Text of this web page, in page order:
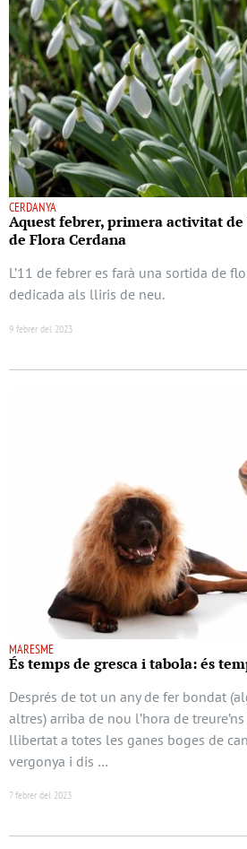
CERDANYA
Aquest febrer, primera activitat de
de Flora Cerdana
L’11 de febrer es farà una sortida de
dedicada als lliris de neu.
9 febrer del 2023
MARESME
És temps de gresca i tabola: és
Després de tot un any de fer bondat
altres) arriba de nou l’hora de
llibertat a totes les ganes boges de
vergonya i dis …
7 febrer del 2023